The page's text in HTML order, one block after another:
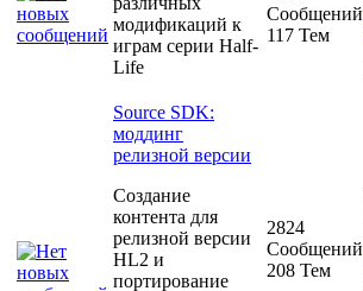
модификаций к
играм серии Half-
Life
Сообщений
117 Тем
Source SDK:
моддинг
релизной версии
Создание
контента для
релизной версии
HL2 и
портирование
2824
Сообщений
208 Тем